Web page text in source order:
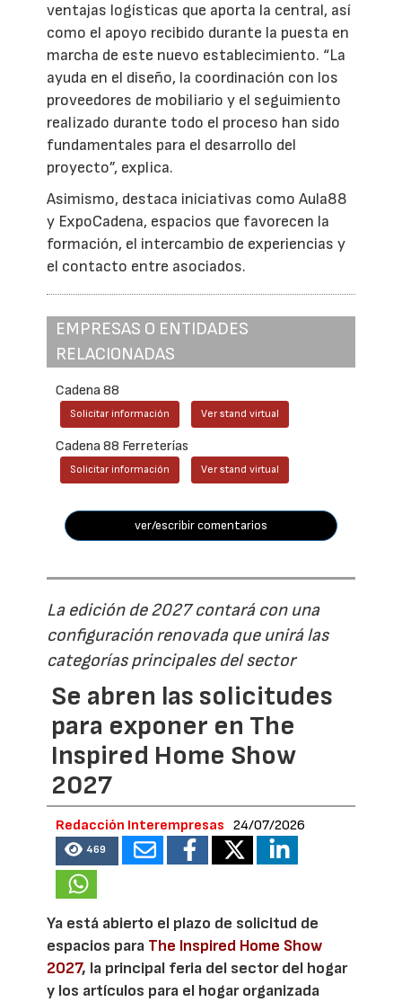
ventajas logísticas que aporta la central, así
como el apoyo recibido durante la puesta en
marcha de este nuevo establecimiento. “La
ayuda en el diseño, la coordinación con los
proveedores de mobiliario y el seguimiento
realizado durante todo el proceso han sido
fundamentales para el desarrollo del
proyecto”, explica.
Asimismo, destaca iniciativas como Aula88
y ExpoCadena, espacios que favorecen la
formación, el intercambio de experiencias y
el contacto entre asociados.
EMPRESAS O ENTIDADES
RELACIONADAS
Cadena 88
Solicitar información Ver stand virtual
Cadena 88 Ferreterías
Solicitar información Ver stand virtual
ver/escribir comentarios
La edición de 2027 contará con una
configuración renovada que unirá las
categorías principales del sector
Se abren las solicitudes
para exponer en The
Inspired Home Show
2027
Redacción Interempresas 24/07/2026
469
Ya está abierto el plazo de solicitud de
espacios para The Inspired Home Show
2027, la principal feria del sector del hogar
y los artículos para el hogar organizada